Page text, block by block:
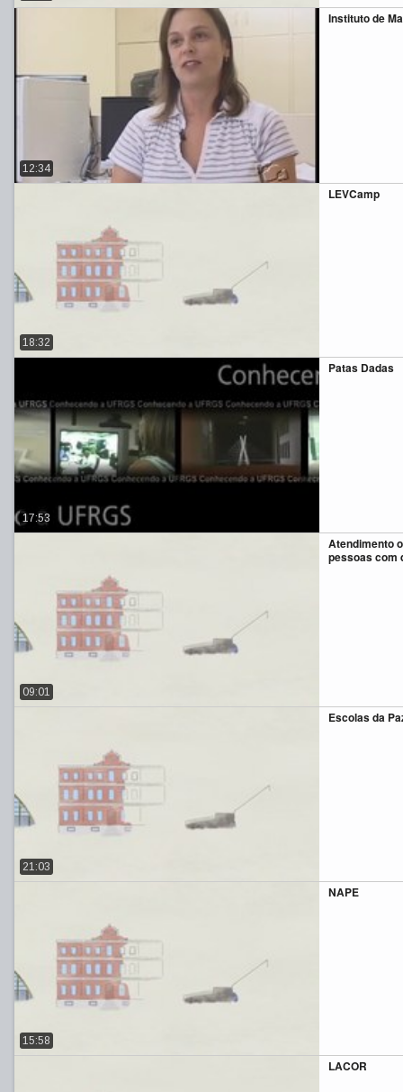
Instituto de
12:34
LEVCamp
18:32
Patas Dadas
17:53
Atendimento
pessoas com
09:01
Escolas da
21:03
NAPE
15:58
LACOR